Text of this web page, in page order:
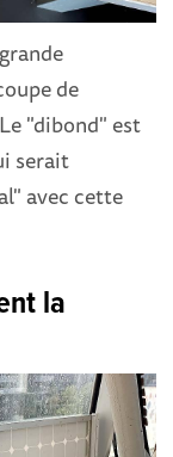
de
"dibond" est
serait
avec cette
la